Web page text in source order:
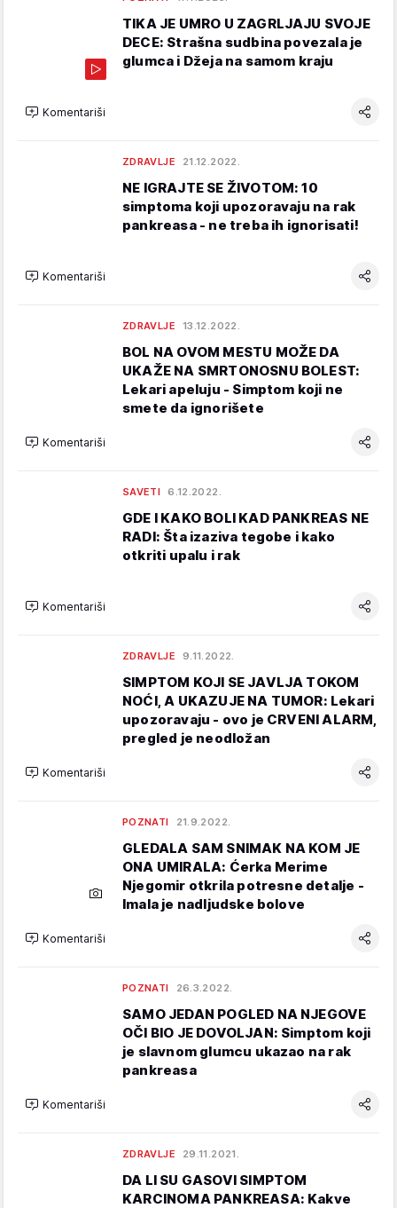
TIKA JE UMRO U ZAGRLJAJU SVOJE
DECE: Strašna sudbina povezala je
glumca i Džeja na samom kraju
Komentariši
ZDRAVLJE 21.12.2022.
NE IGRAJTE SE ŽIVOTOM: 10
simptoma koji upozoravaju na rak
pankreasa - ne treba ih ignorisati!
Komentariši
ZDRAVLJE 13.12.2022.
BOL NA OVOM MESTU MOŽE DA
UKAŽE NA SMRTONOSNU BOLEST:
Lekari apeluju - Simptom koji ne
smete da ignorišete
Komentariši
SAVETI 6.12.2022.
GDE I KAKO BOLI KAD PANKREAS NE
RADI: Šta izaziva tegobe i kako
otkriti upalu i rak
Komentariši
ZDRAVLJE 9.11.2022.
SIMPTOM KOJI SE JAVLJA TOKOM
NOĆI, A UKAZUJE NA TUMOR: Lekari
upozoravaju - ovo je CRVENI ALARM,
pregled je neodložan
Komentariši
POZNATI 21.9.2022.
GLEDALA SAM SNIMAK NA KOM JE
ONA UMIRALA: Ćerka Merime
Njegomir otkrila potresne detalje -
Imala je nadljudske bolove
Komentariši
POZNATI 26.3.2022.
SAMO JEDAN POGLED NA NJEGOVE
OČI BIO JE DOVOLJAN: Simptom koji
je slavnom glumcu ukazao na rak
pankreasa
Komentariši
ZDRAVLJE 29.11.2021.
DA LI SU GASOVI SIMPTOM
KARCINOMA PANKREASA: Kakve